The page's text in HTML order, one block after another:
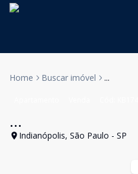
Home Buscar imóvel ...
...
Indianópolis, São Paulo - SP